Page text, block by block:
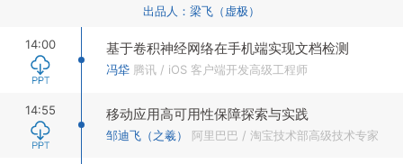
出品人： 梁飞（虚极）
14:00 基于卷积神经网络在手机端实现文档检测
冯牮 腾讯 / iOS 客户端开发高级工程师
14:55 移动应用高可用性保障探索与实践
邹迪飞（之羲） 阿里巴巴 / 淘宝技术部高级技术专家